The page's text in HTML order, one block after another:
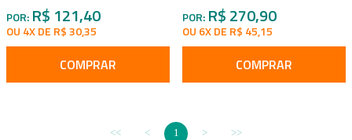
POR: R$ 121,40
OU 4X DE R$ 30,35
COMPRAR
POR: R$ 270,90
OU 6X DE R$ 45,15
COMPRAR
1